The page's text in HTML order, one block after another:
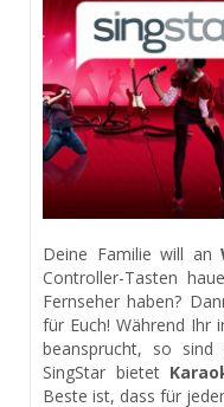
Deine Familie will an
Controller-Tasten
Fernseher haben?
für Euch! Während Ihr
beansprucht, so sind
SingStar bietet
Beste ist, dass für